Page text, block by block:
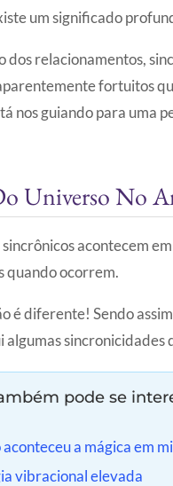
um significado
dos relacionamentos,
fortuitos
nos guiando para uma
Universo No
acontecem
quando ocorrem.
é diferente! Sendo
algumas sincronicidades
pode se
a mágica em
vibracional elevada